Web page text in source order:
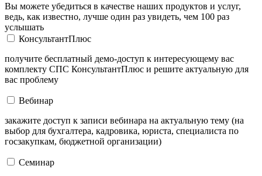
Вы можете убедиться в качестве наших продуктов и услуг,
ведь, как известно, лучше один раз увидеть, чем 100 раз
услышать
КонсультантПлюс
получите бесплатный демо-доступ к интересующему вас
комплекту СПС КонсультантПлюс и решите актуальную для
вас проблему
Вебинар
закажите доступ к записи вебинара на актуальную тему (на
выбор для бухгалтера, кадровика, юриста, специалиста по
госзакупкам, бюджетной организации)
Семинар